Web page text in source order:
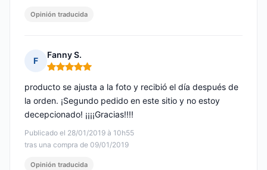
Opinión traducida
F
Fanny S.
Nota: 5 de 5
Publicado el 28/01/2019 à 10h55
tras una compra de 09/01/2019
producto se ajusta a la foto y recibió el día después de
la orden. ¡Segundo pedido en este sitio y no estoy
decepcionado! ¡¡¡¡Gracias!!!!
Opinión traducida